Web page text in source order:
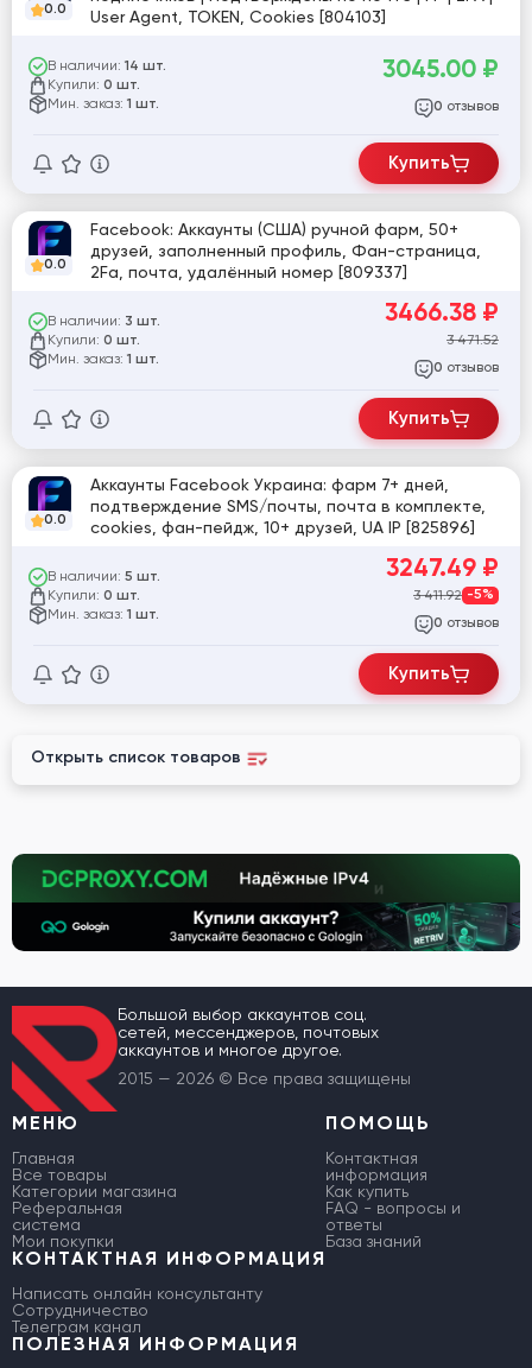
0.0
User Agent, TOKEN, Cookies [804103]
В наличии: 14 шт.
Купили: 0 шт.
Мин. заказ: 1 шт.
3045.00 ₽
0 отзывов
Купить
0.0
Facebook: Аккаунты (США) ручной фарм, 50+
друзей, заполненный профиль, Фан-страница,
2Fa, почта, удалённый номер [809337]
В наличии: 3 шт.
Купили: 0 шт.
Мин. заказ: 1 шт.
3466.38 ₽
3 471.52
0 отзывов
Купить
0.0
Аккаунты Facebook Украина: фарм 7+ дней,
подтверждение SMS/почты, почта в комплекте,
cookies, фан-пейдж, 10+ друзей, UA IP [825896]
В наличии: 5 шт.
Купили: 0 шт.
Мин. заказ: 1 шт.
3247.49 ₽
3 411.92 -5%
0 отзывов
Купить
Открыть список товаров
Большой выбор аккаунтов соц.
сетей, мессенджеров, почтовых
аккаунтов и многое другое.
2015 — 2026 © Все права защищены
МЕНЮ
Главная
Все товары
Категории магазина
Реферальная
система
Мои покупки
ПОМОЩЬ
Контактная
информация
Как купить
FAQ - вопросы и
ответы
База знаний
КОНТАКТНАЯ ИНФОРМАЦИЯ
Написать онлайн консультанту
Сотрудничество
Телеграм канал
ПОЛЕЗНАЯ ИНФОРМАЦИЯ